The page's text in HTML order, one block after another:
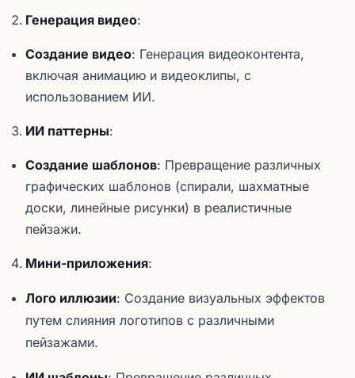
Генерация видео:
Создание видео: Генерация видеоконтента,
включая анимацию и видеоклипы, с
использованием ИИ.
ИИ паттерны:
Создание шаблонов: Превращение различных
графических шаблонов (спирали, шахматные
доски, линейные рисунки) в реалистичные
пейзажи.
Мини-приложения:
Лого иллюзии: Создание визуальных эффектов
путем слияния логотипов с различными
пейзажами.